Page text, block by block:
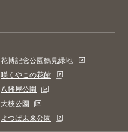
花博記念公園鶴見緑地
咲くやこの花館
八幡屋公園
大枝公園
よつば未来公園